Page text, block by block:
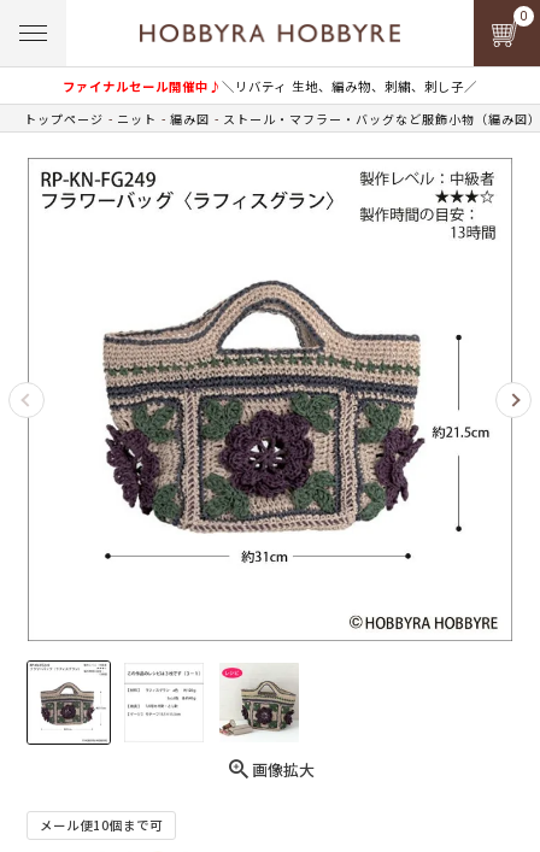
ファイナルセール開催中♪＼リバティ 生地、編み物、刺繍、刺し子／
0
トップページ ニット 編み図 ストール・マフラー・バッグなど服飾小物（編み図）
画像拡大
メール便10個まで可